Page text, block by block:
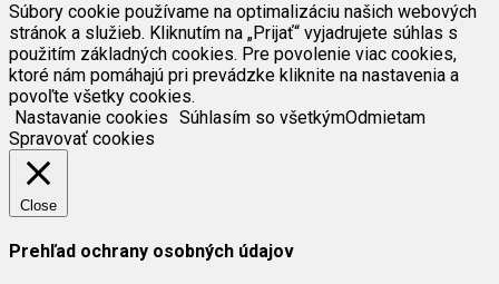
Súbory cookie používame na optimalizáciu našich webových
stránok a služieb. Kliknutím na „Prijať“ vyjadrujete súhlas s
použitím základných cookies. Pre povolenie viac cookies,
ktoré nám pomáhajú pri prevádzke kliknite na nastavenia a
povoľte všetky cookies.
Nastavanie cookies Súhlasím so všetkýmOdmietam
Spravovať cookies
Close
Prehľad ochrany osobných údajov